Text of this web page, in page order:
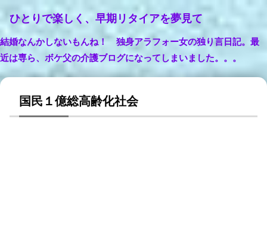
ひとりで楽しく、早期リタイアを夢見て
結婚なんかしないもんね！ 独身アラフォー女の独り言日記。最
近は専ら、ボケ父の介護ブログになってしまいました。。。
国民１億総高齢化社会